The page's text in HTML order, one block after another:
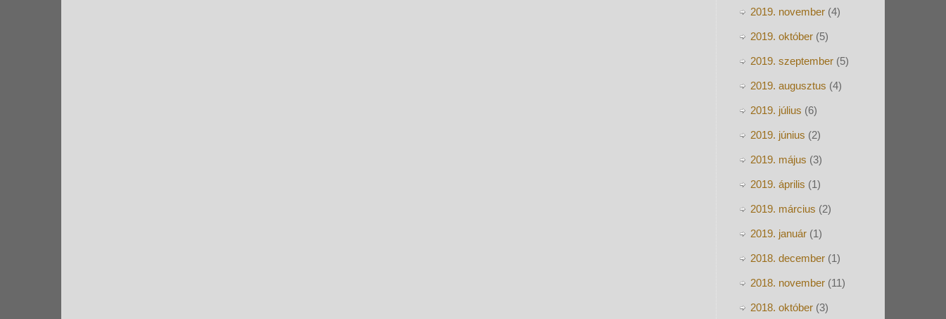
2019. november (4)
2019. október (5)
2019. szeptember (5)
2019. augusztus (4)
2019. július (6)
2019. június (2)
2019. május (3)
2019. április (1)
2019. március (2)
2019. január (1)
2018. december (1)
2018. november (11)
2018. október (3)